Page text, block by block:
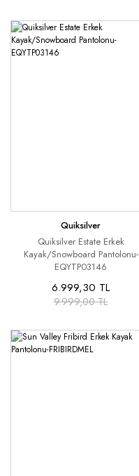
Quiksilver
Quiksilver Estate Erkek
Kayak/Snowboard Pantolonu-
EQYTP03146
6.999,30 TL
9.999,00 TL